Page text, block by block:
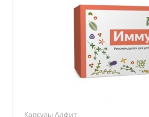
Капсулы Алфит